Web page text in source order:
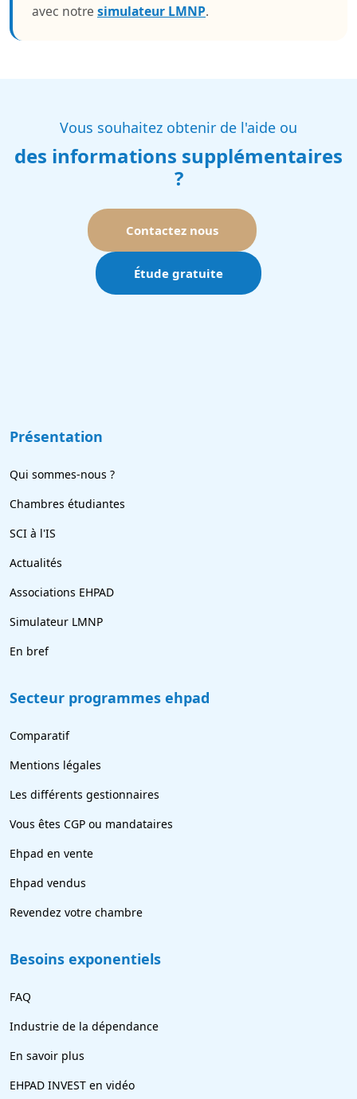
avec notre simulateur LMNP.
Vous souhaitez obtenir de l'aide ou
des informations supplémentaires
?
Contactez nous
Étude gratuite
Présentation
Qui sommes-nous ?
Chambres étudiantes
SCI à l'IS
Actualités
Associations EHPAD
Simulateur LMNP
En bref
Secteur programmes ehpad
Comparatif
Mentions légales
Les différents gestionnaires
Vous êtes CGP ou mandataires
Ehpad en vente
Ehpad vendus
Revendez votre chambre
Besoins exponentiels
FAQ
Industrie de la dépendance
En savoir plus
EHPAD INVEST en vidéo